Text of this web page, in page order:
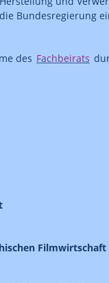
Bundesregierung
des Fachbeirats
Filmwirtschaft